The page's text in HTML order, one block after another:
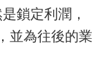
鎖定利潤，
並為往後的業